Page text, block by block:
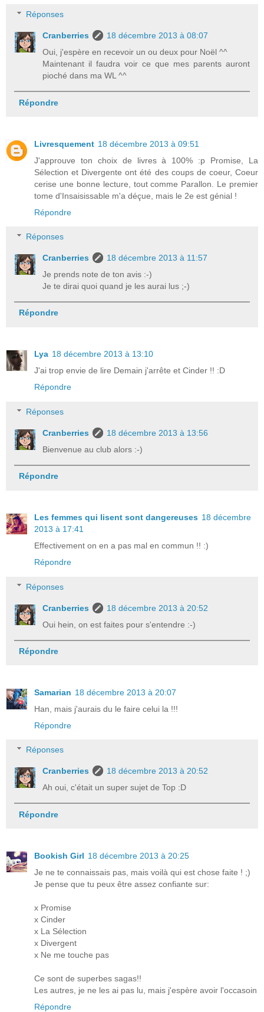
Réponses
Cranberries
18 décembre 2013 à 08:07
Oui, j'espère en recevoir un ou deux pour Noël ^^
Maintenant il faudra voir ce que mes parents auront
pioché dans ma WL ^^
Répondre
Livresquement 18 décembre 2013 à 09:51
J'approuve ton choix de livres à 100% :p Promise, La
Sélection et Divergente ont été des coups de coeur, Coeur
cerise une bonne lecture, tout comme Parallon. Le premier
tome d'Insaisissable m'a déçue, mais le 2e est génial !
Répondre
Réponses
Cranberries
18 décembre 2013 à 11:57
Je prends note de ton avis :-)
Je te dirai quoi quand je les aurai lus ;-)
Répondre
Lya 18 décembre 2013 à 13:10
J'ai trop envie de lire Demain j'arrête et Cinder !! :D
Répondre
Réponses
Cranberries
18 décembre 2013 à 13:56
Bienvenue au club alors :-)
Répondre
Les femmes qui lisent sont dangereuses 18 décembre
2013 à 17:41
Effectivement on en a pas mal en commun !! :)
Répondre
Réponses
Cranberries
18 décembre 2013 à 20:52
Oui hein, on est faites pour s'entendre :-)
Répondre
Samarian 18 décembre 2013 à 20:07
Han, mais j'aurais du le faire celui la !!!
Répondre
Réponses
Cranberries
18 décembre 2013 à 20:52
Ah oui, c'était un super sujet de Top :D
Répondre
Bookish Girl 18 décembre 2013 à 20:25
Je ne te connaissais pas, mais voilà qui est chose faite ! ;)
Je pense que tu peux être assez confiante sur:
x Promise
x Cinder
x La Sélection
x Divergent
x Ne me touche pas
Ce sont de superbes sagas!!
Les autres, je ne les ai pas lu, mais j'espère avoir l'occasoin
Répondre